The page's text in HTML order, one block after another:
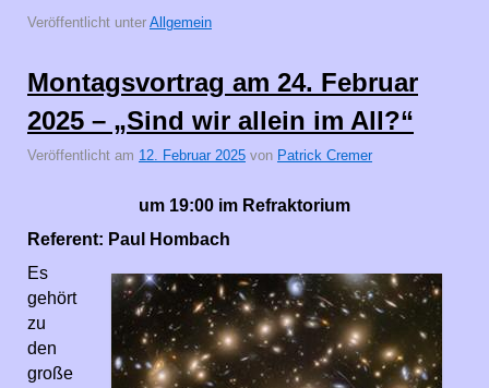
Veröffentlicht unter Allgemein
Montagsvortrag am 24. Februar
2025 – „Sind wir allein im All?“
Veröffentlicht am 12. Februar 2025 von Patrick Cremer
um 19:00 im Refraktorium
Referent: Paul Hombach
Es
gehört
zu
den
große